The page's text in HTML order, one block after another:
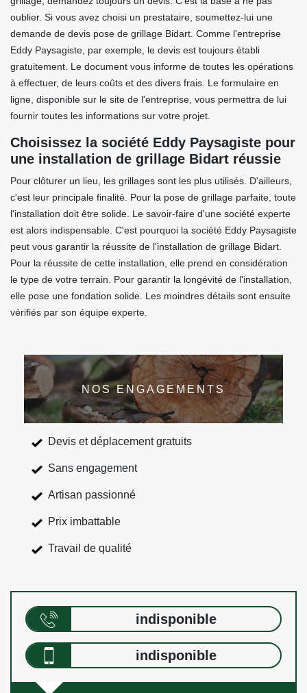
oublier. Si vous avez choisi un prestataire, soumettez-lui une
demande de devis pose de grillage Bidart. Comme l'entreprise
Eddy Paysagiste, par exemple, le devis est toujours établi
gratuitement. Le document vous informe de toutes les opérations
à effectuer, de leurs coûts et des divers frais. Le formulaire en
ligne, disponible sur le site de l'entreprise, vous permettra de lui
fournir toutes les informations sur votre projet.
Choisissez la société Eddy Paysagiste pour
une installation de grillage Bidart réussie
Pour clôturer un lieu, les grillages sont les plus utilisés. D'ailleurs,
c'est leur principale finalité. Pour la pose de grillage parfaite, toute
l'installation doit être solide. Le savoir-faire d'une société experte
est alors indispensable. C'est pourquoi la société Eddy Paysagiste
peut vous garantir la réussite de l'installation de grillage Bidart.
Pour la réussite de cette installation, elle prend en considération
le type de votre terrain. Pour garantir la longévité de l'installation,
elle pose une fondation solide. Les moindres détails sont ensuite
vérifiés par son équipe experte.
NOS ENGAGEMENTS
Devis et déplacement gratuits
Sans engagement
Artisan passionné
Prix imbattable
Travail de qualité
indisponible
indisponible